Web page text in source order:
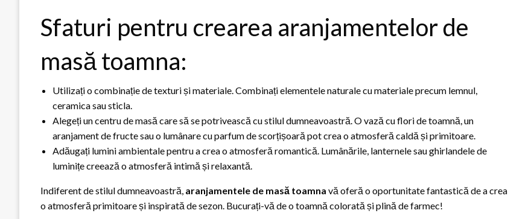
Sfaturi pentru crearea aranjamentelor de
masă toamna:
Utilizați o combinație de texturi și materiale. Combinați elementele naturale cu materiale precum lemnul,
ceramica sau sticla.
Alegeți un centru de masă care să se potrivească cu stilul dumneavoastră. O vază cu flori de toamnă, un
aranjament de fructe sau o lumânare cu parfum de scorțișoară pot crea o atmosferă caldă și primitoare.
Adăugați lumini ambientale pentru a crea o atmosferă romantică. Lumânările, lanternele sau ghirlandele de
luminițe creează o atmosferă intimă și relaxantă.
Indiferent de stilul dumneavoastră, aranjamentele de masă toamna vă oferă o oportunitate fantastică de a crea
o atmosferă primitoare și inspirată de sezon. Bucurați-vă de o toamnă colorată și plină de farmec!